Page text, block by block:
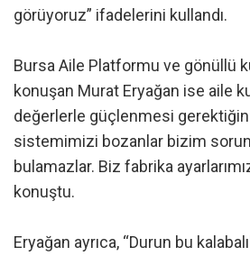
görüyoruz” ifadelerini kullandı.
Bursa Aile Platformu ve gönüllü
konuşan Murat Eryağan ise aile
değerlerle güçlenmesi
sistemimizi bozanlar bizim
bulamazlar. Biz fabrika
konuştu.
Eryağan ayrıca, “Durun bu